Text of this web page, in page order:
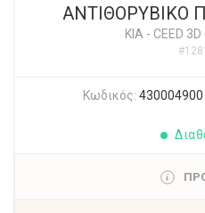
ΑΝΤΙΘΟΡΥΒΙΚΟ
KIA - CEED
Κωδικός: 430004900